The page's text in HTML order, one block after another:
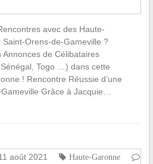
avec des Haute-
Orens-de-Gameville ?
de Célibataires
Togo …) dans cette
! Rencontre Réussie d’une
Grâce à Jacquie…
août 2021
Haute-Garonne